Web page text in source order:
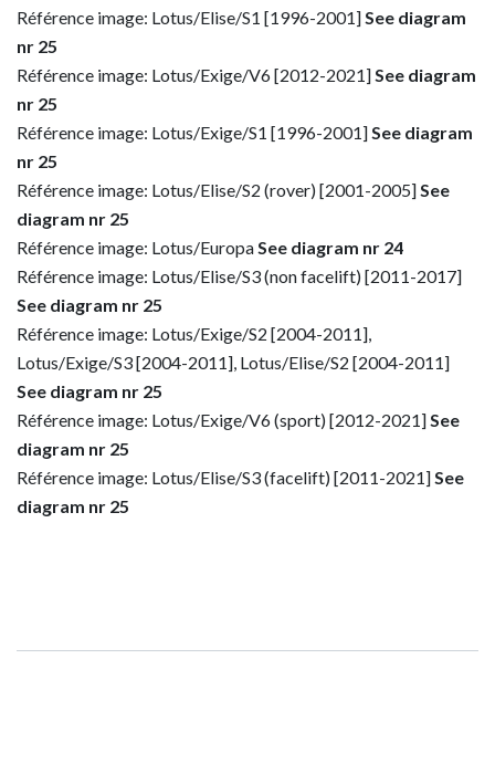
Référence image: Lotus/Elise/S1 [1996-2001]See diagram
nr 25
Référence image: Lotus/Exige/V6 [2012-2021]See diagram
nr 25
Référence image: Lotus/Exige/S1 [1996-2001]See diagram
nr 25
Référence image: Lotus/Elise/S2 (rover) [2001-2005]See
diagram nr 25
Référence image: Lotus/EuropaSee diagram nr 24
Référence image: Lotus/Elise/S3 (non facelift) [2011-2017]
See diagram nr 25
Référence image: Lotus/Exige/S2 [2004-2011],
Lotus/Exige/S3 [2004-2011], Lotus/Elise/S2 [2004-2011]
See diagram nr 25
Référence image: Lotus/Exige/V6 (sport) [2012-2021]See
diagram nr 25
Référence image: Lotus/Elise/S3 (facelift) [2011-2021]See
diagram nr 25